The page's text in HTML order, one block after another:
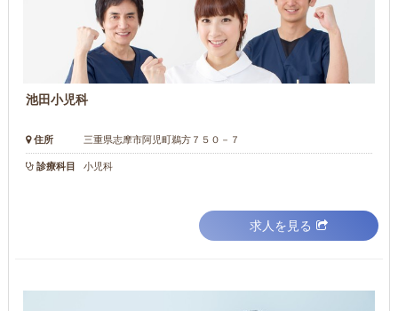
池田小児科
住所 三重県志摩市阿児町鵜方７５０－７
診療科目 小児科
求人を見る